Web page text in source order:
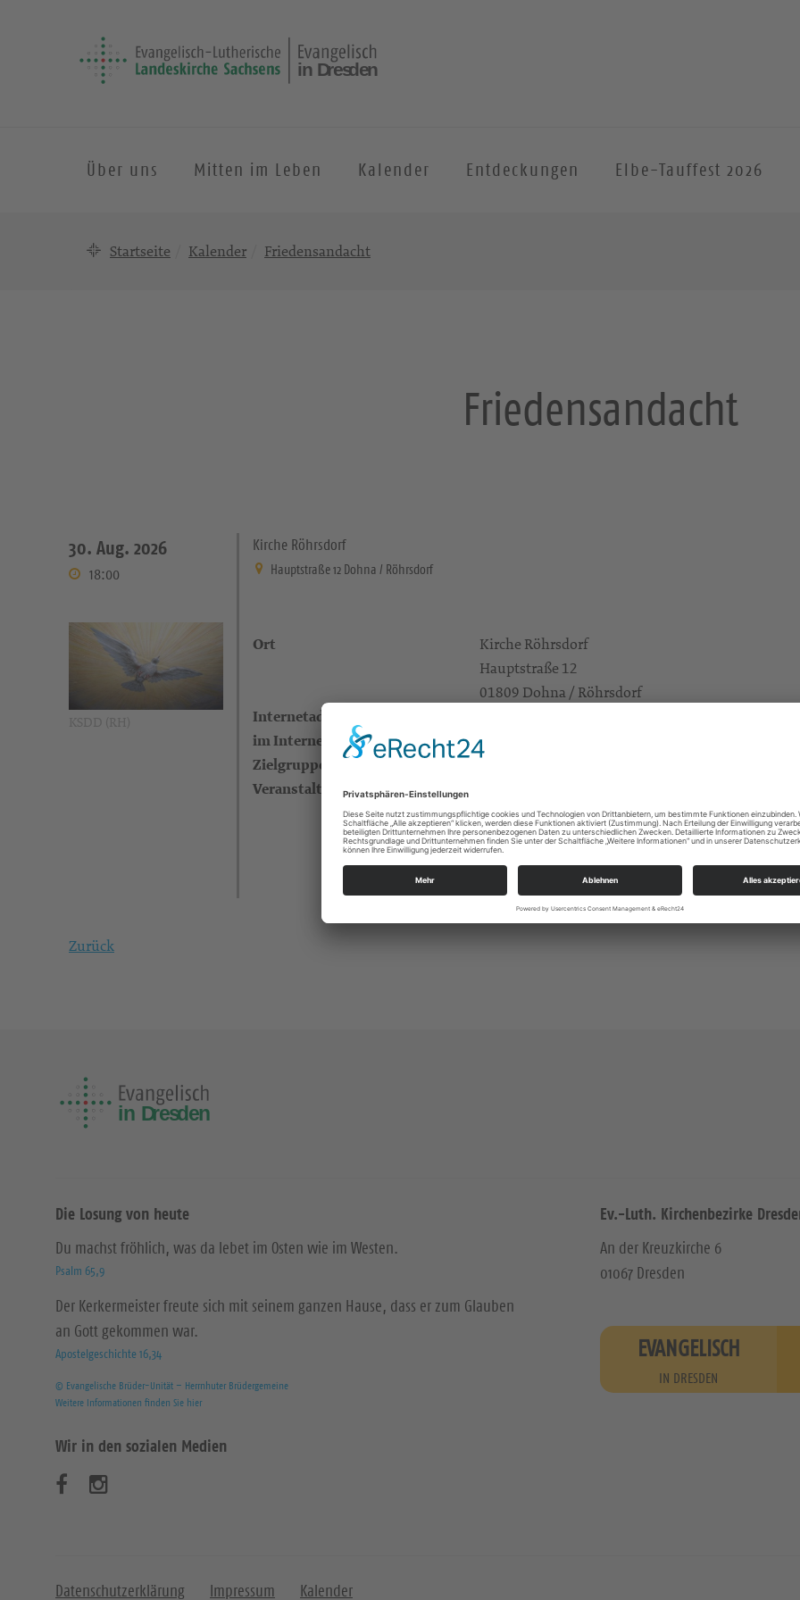
Über uns Mitten im Leben Kalender Entdeckungen Elbe-Tauffest 2026
Startseite Kalender Friedensandacht
Friedensandacht
30. Aug. 2026
18:00
Kirche Röhrsdorf
Hauptstraße 12 Dohna / Röhrsdorf
Ort
Kirche Röhrsdorf
Hauptstraße 12
01809 Dohna / Röhrsdorf
Internetadresse (eigene Infos
im Internet)
https://landing.churchdesk.com/de/e/
Zielgruppe Alle Zielgruppen
Veranstalter
Altleubnitz 1
01219 Dresden
ksp.dresden-sued@evlks.de
https://www.kirchspiel-dresden-sued.de/
Zurück
Die Losung von heute
Du machst fröhlich, was da lebet im Osten wie im Westen.
Psalm 65,9
Der Kerkermeister freute sich mit seinem ganzen Hause, dass er zum Glauben
an Gott gekommen war.
Apostelgeschichte 16,34
© Evangelische Brüder-Unität – Herrnhuter Brüdergemeine
Weitere Informationen finden Sie hier
Wir in den sozialen Medien
u
u
Ev.-Luth. Kirchenbezirke
An der Kreuzkirche 6
01067 Dresden
EVANGELISCH
IN DRESDEN
Datenschutzerklärung Impressum Kalender